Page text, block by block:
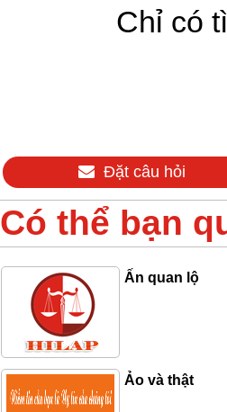
Chỉ có
Đặt câu hỏi
Có thể bạn
Ấn quan lộ
Ảo và thật